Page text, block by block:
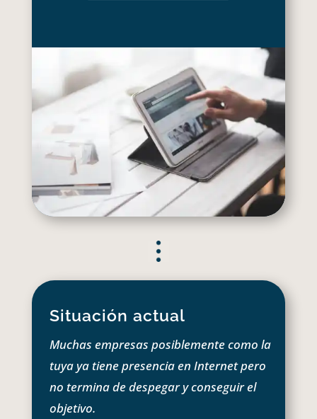
Situación actual
Muchas empresas posiblemente como la
tuya ya tiene presencia en Internet pero
no termina de despegar y conseguir el
objetivo.